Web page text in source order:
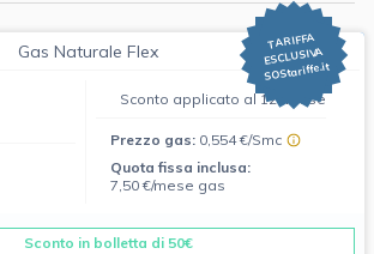
Gas Naturale Flex
Sconto applicato al 12° mese
Prezzo gas: 0,554 €/Smc
Quota fissa inclusa:
7,50 €/mese gas
Sconto in bolletta di 50€
TARIFFA
ESCLUSIVA
SOStariffe.it